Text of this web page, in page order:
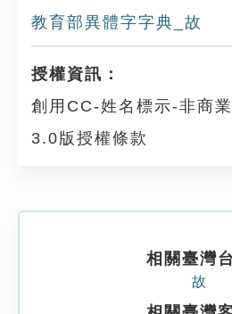
教育部異體字字典_故
授權資訊：
創用CC-姓名標示-非商
3.0版授權條款
相關臺灣
故